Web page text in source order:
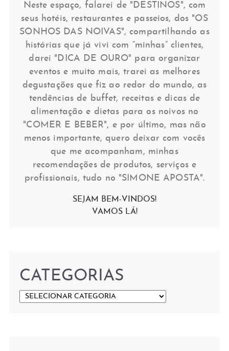
Neste espaço, falarei de "DESTINOS", com
seus hotéis, restaurantes e passeios, dos "OS
SONHOS DAS NOIVAS", compartilhando as
histórias que já vivi com “minhas” clientes,
darei "DICA DE OURO" para organizar
eventos e muito mais, trarei as melhores
degustações que fiz ao redor do mundo, as
tendências de buffet, receitas e dicas de
alimentação e dietas para os noivos no
"COMER E BEBER", e por último, mas não
menos importante, quero deixar com vocês
que me acompanham, minhas
recomendações de produtos, serviços e
profissionais, tudo no "SIMONE APOSTA".
SEJAM BEM-VINDOS!
VAMOS LÁ!
CATEGORIAS